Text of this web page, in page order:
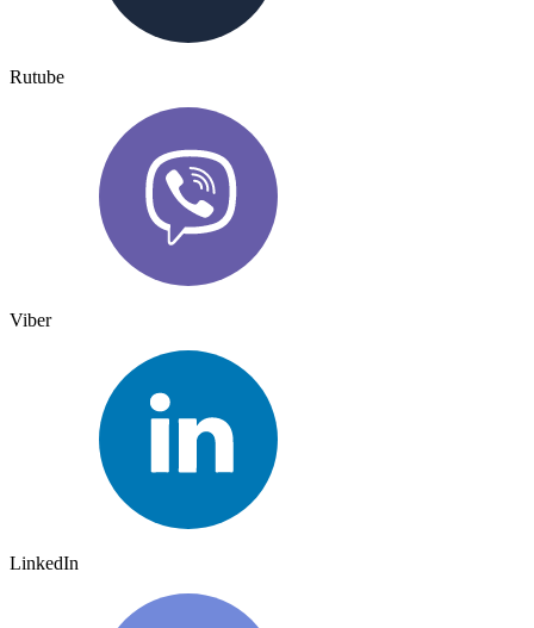
Rutube
Viber
LinkedIn